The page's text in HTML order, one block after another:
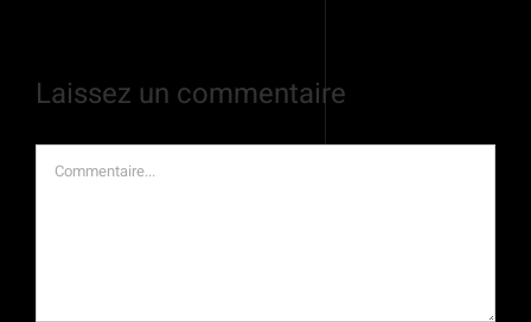
Laissez un commentaire
Commentaire